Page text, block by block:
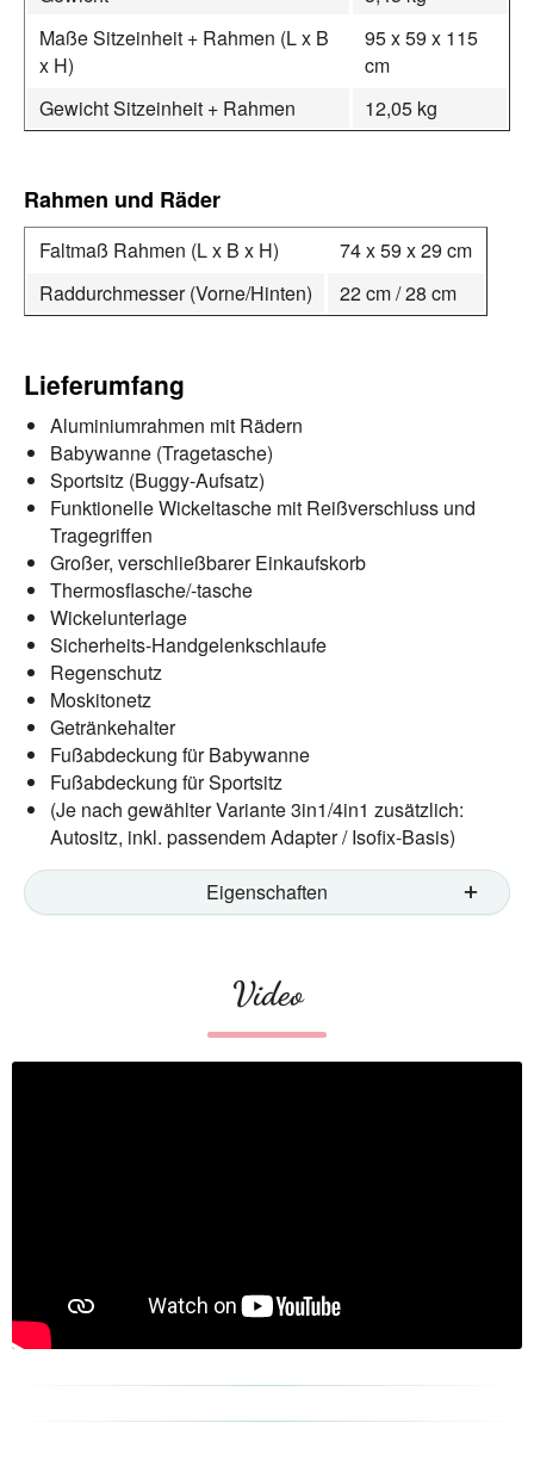
Maße Sitzeinheit + Rahmen (L x B
x H)
95 x 59 x 115
cm
Gewicht Sitzeinheit + Rahmen
12,05 kg
Rahmen und Räder
Faltmaß Rahmen (L x B x H)
74 x 59 x 29 cm
Raddurchmesser (Vorne/Hinten)
22 cm / 28 cm
Lieferumfang
Aluminiumrahmen mit Rädern
Babywanne (Tragetasche)
Sportsitz (Buggy-Aufsatz)
Funktionelle Wickeltasche mit Reißverschluss und
Tragegriffen
Großer, verschließbarer Einkaufskorb
Thermosflasche/-tasche
Wickelunterlage
Sicherheits-Handgelenkschlaufe
Regenschutz
Moskitonetz
Getränkehalter
Fußabdeckung für Babywanne
Fußabdeckung für Sportsitz
(Je nach gewählter Variante 3in1/4in1 zusätzlich:
Autositz, inkl. passendem Adapter / Isofix-Basis)
Eigenschaften
Video